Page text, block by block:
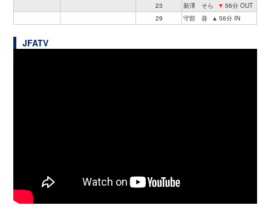
23
新澤 そら ▼ 56分 OUT
29
守部 葵 ▲ 56分 IN
JFATV